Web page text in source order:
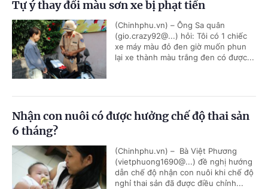
Tự ý thay đổi màu sơn xe bị phạt tiền
(Chinhphu.vn) – Ông Sa quân
(gio.crazy92@...) hỏi: Tôi có 1 chiếc
xe máy màu đỏ đen giờ muốn phun
lại xe thành màu trắng đen có được...
Nhận con nuôi có được hưởng chế độ thai sản
6 tháng?
(Chinhphu.vn) – Bà Việt Phương
(vietphuong1690@...) đề nghị hướng
dẫn chế độ nhận con nuôi khi chế độ
nghỉ thai sản đã được điều chỉnh...